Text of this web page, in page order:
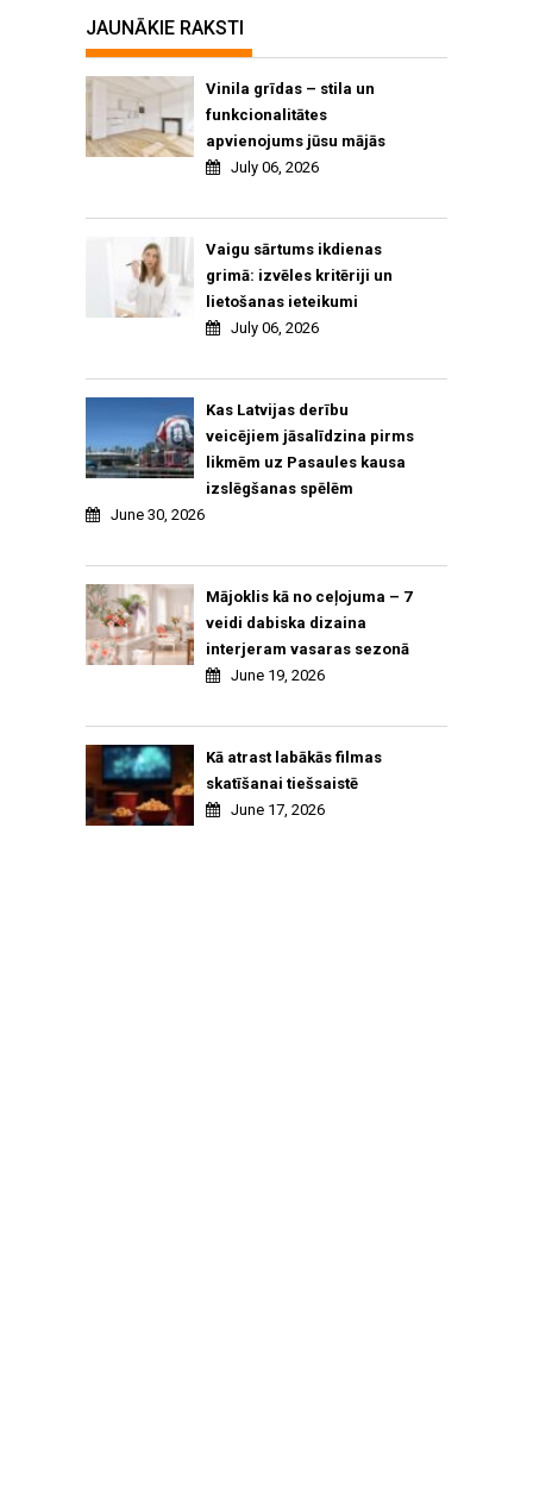
JAUNĀKIE RAKSTI
Vinila grīdas – stila un
funkcionalitātes
apvienojums jūsu mājās
July 06, 2026
Vaigu sārtums ikdienas
grimā: izvēles kritēriji un
lietošanas ieteikumi
July 06, 2026
Kas Latvijas derību
veicējiem jāsalīdzina pirms
likmēm uz Pasaules kausa
izslēgšanas spēlēm
June 30, 2026
Mājoklis kā no ceļojuma – 7
veidi dabiska dizaina
interjeram vasaras sezonā
June 19, 2026
Kā atrast labākās filmas
skatīšanai tiešsaistē
June 17, 2026